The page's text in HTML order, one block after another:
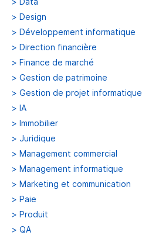
> Design
> Développement informatique
> Direction financière
> Finance de marché
> Gestion de patrimoine
> Gestion de projet informatique
> IA
> Immobilier
> Juridique
> Management commercial
> Management informatique
> Marketing et communication
> Paie
> Produit
> QA